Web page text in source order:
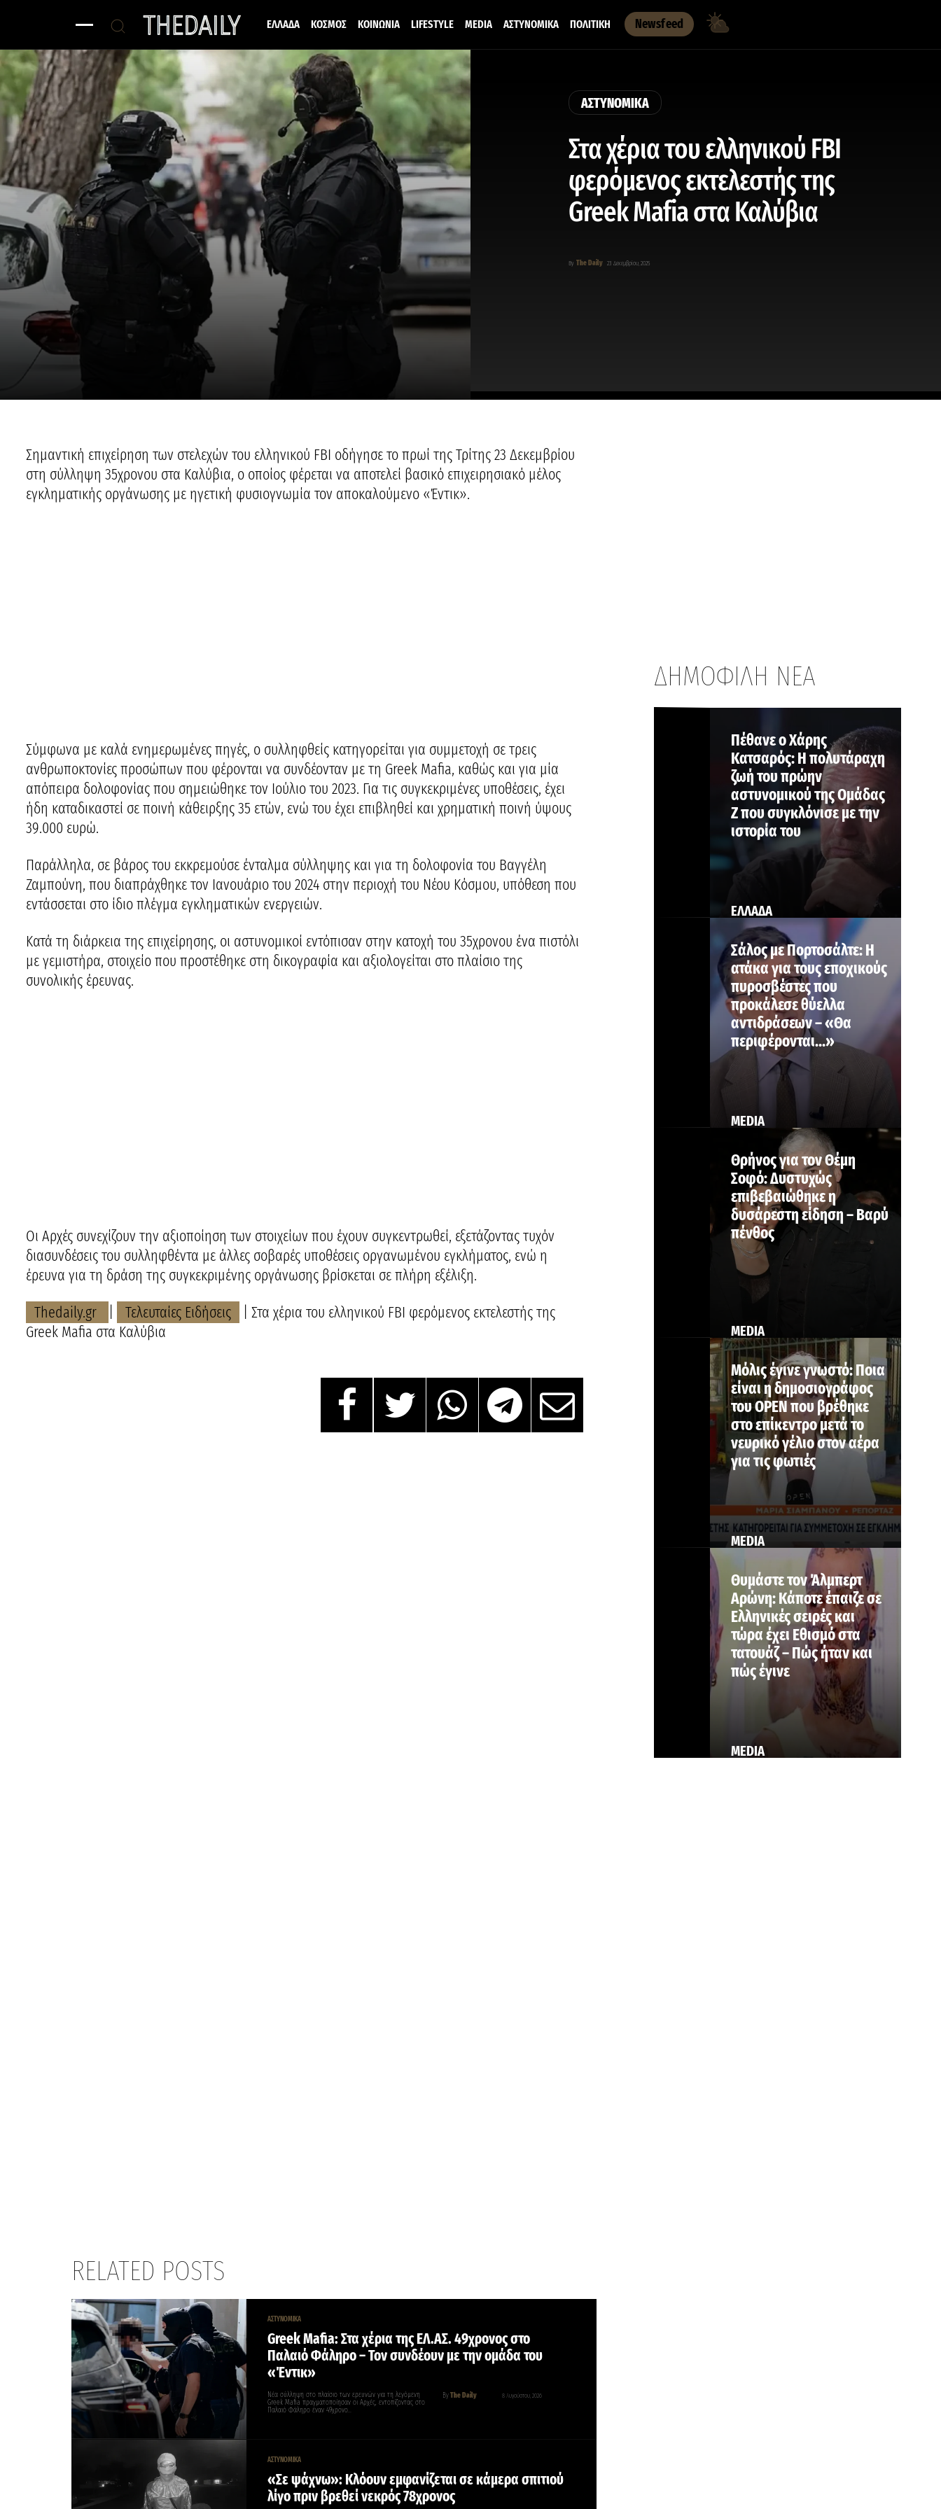
ΕΛΛΑΔΑ ΚΟΣΜΟΣ ΚΟΙΝΩΝΙΑ LIFESTYLE MEDIA ΑΣΤΥΝΟΜΙΚΑ ΠΟΛΙΤΙΚΗ Newsfeed
ΑΣΤΥΝΟΜΙΚΑ
Στα χέρια του ελληνικού FBI
φερόμενος εκτελεστής της
Greek Mafia στα Καλύβια
By The Daily 23 Δεκεμβρίου, 2025
Σημαντική επιχείρηση των στελεχών του ελληνικού FBI οδήγησε το πρωί της Τρίτης 23 Δεκεμβρίου
στη σύλληψη 35χρονου στα Καλύβια, ο οποίος φέρεται να αποτελεί βασικό επιχειρησιακό μέλος
εγκληματικής οργάνωσης με ηγετική φυσιογνωμία τον αποκαλούμενο «Έντικ».
Σύμφωνα με καλά ενημερωμένες πηγές, ο συλληφθείς κατηγορείται για συμμετοχή σε τρεις
ανθρωποκτονίες προσώπων που φέρονται να συνδέονταν με τη Greek Mafia, καθώς και για μία
απόπειρα δολοφονίας που σημειώθηκε τον Ιούλιο του 2023. Για τις συγκεκριμένες υποθέσεις, έχει
ήδη καταδικαστεί σε ποινή κάθειρξης 35 ετών, ενώ του έχει επιβληθεί και χρηματική ποινή ύψους
39.000 ευρώ.
Παράλληλα, σε βάρος του εκκρεμούσε ένταλμα σύλληψης και για τη δολοφονία του Βαγγέλη
Ζαμπούνη, που διαπράχθηκε τον Ιανουάριο του 2024 στην περιοχή του Νέου Κόσμου, υπόθεση που
εντάσσεται στο ίδιο πλέγμα εγκληματικών ενεργειών.
Κατά τη διάρκεια της επιχείρησης, οι αστυνομικοί εντόπισαν στην κατοχή του 35χρονου ένα πιστόλι
με γεμιστήρα, στοιχείο που προστέθηκε στη δικογραφία και αξιολογείται στο πλαίσιο της
συνολικής έρευνας.
Οι Αρχές συνεχίζουν την αξιοποίηση των στοιχείων που έχουν συγκεντρωθεί, εξετάζοντας τυχόν
διασυνδέσεις του συλληφθέντα με άλλες σοβαρές υποθέσεις οργανωμένου εγκλήματος, ενώ η
έρευνα για τη δράση της συγκεκριμένης οργάνωσης βρίσκεται σε πλήρη εξέλιξη.
Thedaily.gr
Τελευταίες Ειδήσεις
| Στα χέρια του ελληνικού FBI φερόμενος εκτελεστής της
Greek Mafia στα Καλύβια
ΔΗΜΟΦΙΛΗ ΝΕΑ
ΕΛΛΑΔΑ
Πέθανε ο Χάρης
Κατσαρός: Η πολυτάραχη
ζωή του πρώην
αστυνομικού της Ομάδας
Ζ που συγκλόνισε με την
ιστορία του
MEDIA
Σάλος με Πορτοσάλτε: Η
ατάκα για τους εποχικούς
πυροσβέστες που
προκάλεσε θύελλα
αντιδράσεων – «Θα
περιφέρονται…»
MEDIA
Θρήνος για τον Θέμη
Σοφό: Δυστυχώς
επιβεβαιώθηκε η
δυσάρεστη είδηση – Βαρύ
πένθος
MEDIA
Μόλις έγινε γνωστό: Ποια
είναι η δημοσιογράφος
του OPEN που βρέθηκε
στο επίκεντρο μετά το
νευρικό γέλιο στον αέρα
για τις φωτιές
MEDIA
Θυμάστε τον Άλμπερτ
Αρώνη: Κάποτε έπαιζε σε
Ελληνικές σειρές και
τώρα έχει Εθισμό στα
τατουάζ – Πώς ήταν και
πώς έγινε
RELATED POSTS
ΑΣΤΥΝΟΜΙΚΑ
Greek Mafia: Στα χέρια της ΕΛ.ΑΣ. 49χρονος στο
Παλαιό Φάληρο – Τον συνδέουν με την ομάδα του
«Έντικ»
ByThe Daily 8 Αυγούστου, 2026
Νέα σύλληψη στο πλαίσιο των ερευνών για τη λεγόμενη
Greek Mafia πραγματοποίησαν οι Αρχές, εντοπίζοντας στο
Παλαιό Φάληρο έναν 49χρονο…
ΑΣΤΥΝΟΜΙΚΑ
«Σε ψάχνω»: Κλόουν εμφανίζεται σε κάμερα σπιτιού
λίγο πριν βρεθεί νεκρός 78χρονος